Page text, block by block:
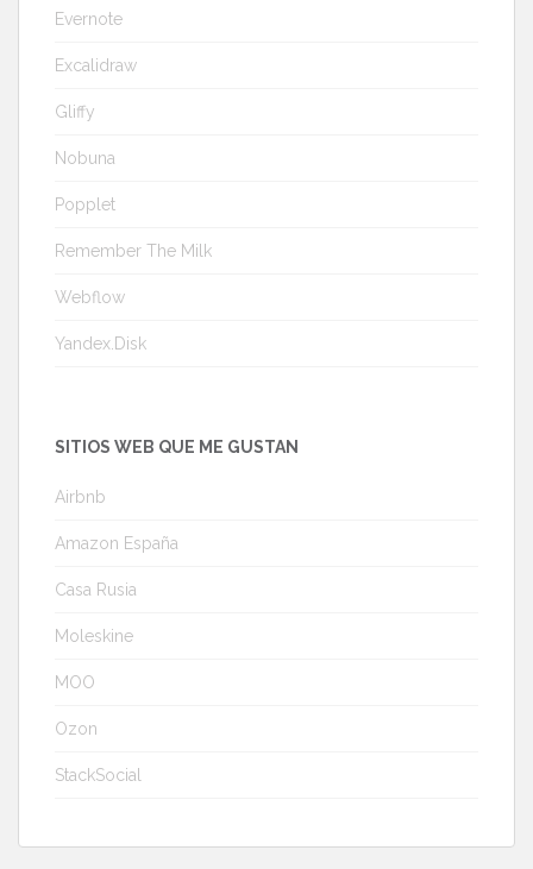
Evernote
Excalidraw
Gliffy
Nobuna
Popplet
Remember The Milk
Webflow
Yandex.Disk
SITIOS WEB QUE ME GUSTAN
Airbnb
Amazon España
Casa Rusia
Moleskine
MOO
Ozon
StackSocial